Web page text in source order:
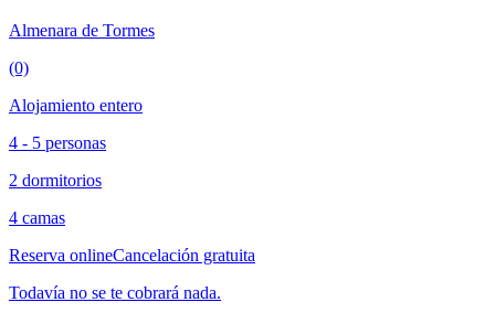
Almenara de Tormes
(0)
Alojamiento entero
4 - 5 personas
2 dormitorios
4 camas
Reserva onlineCancelación gratuita
Todavía no se te cobrará nada.